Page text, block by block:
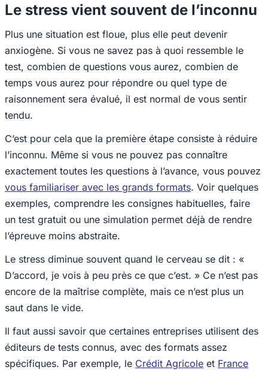
Le stress vient souvent de l’inconnu
Plus une situation est floue, plus elle peut devenir
anxiogène. Si vous ne savez pas à quoi ressemble le
test, combien de questions vous aurez, combien de
temps vous aurez pour répondre ou quel type de
raisonnement sera évalué, il est normal de vous sentir
tendu.
C’est pour cela que la première étape consiste à réduire
l’inconnu. Même si vous ne pouvez pas connaître
exactement toutes les questions à l’avance, vous pouvez
vous familiariser avec les grands formats. Voir quelques
exemples, comprendre les consignes habituelles, faire
un test gratuit ou une simulation permet déjà de rendre
l’épreuve moins abstraite.
Le stress diminue souvent quand le cerveau se dit : «
D’accord, je vois à peu près ce que c’est. » Ce n’est pas
encore de la maîtrise complète, mais ce n’est plus un
saut dans le vide.
Il faut aussi savoir que certaines entreprises utilisent des
éditeurs de tests connus, avec des formats assez
spécifiques. Par exemple, le Crédit Agricole et France